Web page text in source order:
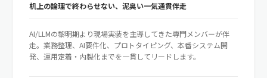
机上の論理で終わらせない、泥臭い一気通貫伴走
AI/LLMの黎明期より現場実装を主導してきた専門メンバーが伴
走。業務整理、AI要件化、プロトタイピング、本番システム開
発、運用定着・内製化までを一貫してリードします。